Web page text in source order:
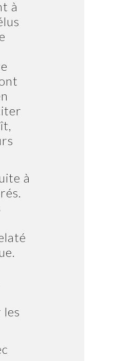
à
à